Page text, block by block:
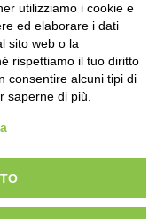
degli autori, degli artisti e
immagini, degli enti e delle
utilizziamo i cookie e
ed elaborare i dati
sito web o la
rispettiamo il tuo diritto
consentire alcuni tipi di
saperne di più.